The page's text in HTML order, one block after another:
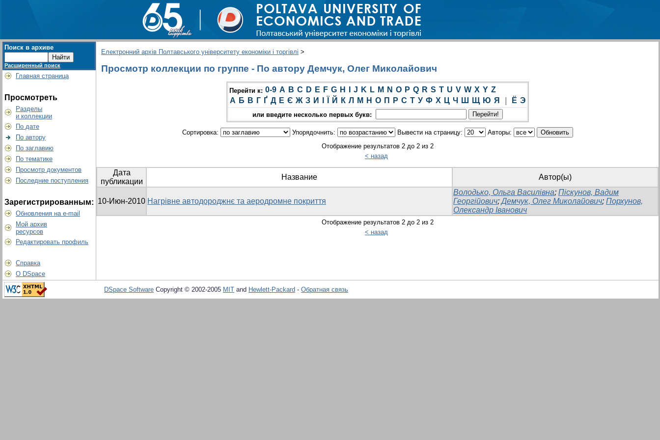
Поиск в архиве
Расширенный поиск
Главная страница
Просмотреть
Разделы
и коллекции
По дате
По автору
По заглавию
По тематике
Просмотр документов
Последние поступления
Зарегистрированным:
Обновления на e-mail
Мой архив
ресурсов
Редактировать профиль
Справка
О DSpace
Електронний архів Полтавського університету економіки і торгівлі >
Просмотр коллекции по группе - По автору Демчук, Олег Миколайович
Перейти к: 0-9 A B C D E F G H J K L M N O P Q R S T U V W X Y Z
А Б В Г Ґ Д Е Є Ж З И Й К Л М Н О П Р С Т У Ф Х Ц Ч Ш Щ Ю Я Ё Э
или введите несколько первых букв:
Сортировка: Упорядочнить: Вывести на страницу:
Авторы:
Отображение результатов 2 до 2 из 2
< назад
Дата
публикации
Название Автор(ы)
10-Июн-2010 Нагрівне автодороджнє та аеродромне покриття
Володько, Ольга Василівна; Піскунов, Вадим
Георгійович;Демчук, Олег Миколайович; Порхунов,
Олександр Іванович
Отображение результатов 2 до 2 из 2
< назад
DSpace Software Copyright © 2002-2005 MIT and Hewlett-Packard - Обратная связь